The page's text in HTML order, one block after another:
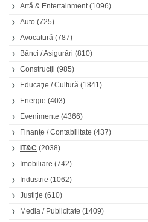
Artă & Entertainment(1096)
Auto (725)
Avocatură (787)
Bănci / Asigurări (810)
Construcţii (985)
Educaţie / Cultură (1841)
Energie (403)
Evenimente (4366)
Finanţe / Contabilitate (437)
IT&C (2038)
Imobiliare (742)
Industrie (1062)
Justiţie (610)
Media / Publicitate (1409)